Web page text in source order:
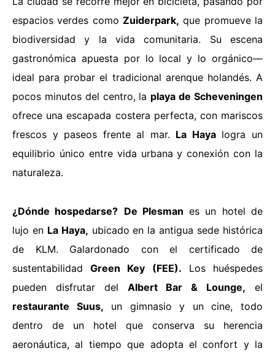
espacios verdes como Zuiderpark, que promueve la
biodiversidad y la vida comunitaria. Su escena
gastronómica apuesta por lo local y lo orgánico—
ideal para probar el tradicional arenque holandés. A
pocos minutos del centro, la playa de Scheveningen
ofrece una escapada costera perfecta, con mariscos
frescos y paseos frente al mar. La Hayalogra un
equilibrio único entre vida urbana y conexión con la
naturaleza.
¿Dónde hospedarse? De Plesman es un hotel de
lujo en La Haya, ubicado en la antigua sede histórica
de KLM. Galardonado con el certificado de
sustentabilidadGreen Key (FEE). Los huéspedes
pueden disfrutar del Albert Bar & Lounge, el
restaurante Suus, un gimnasio y un cine, todo
dentro de un hotel que conserva su herencia
aeronáutica, al tiempo que adopta el confort y la